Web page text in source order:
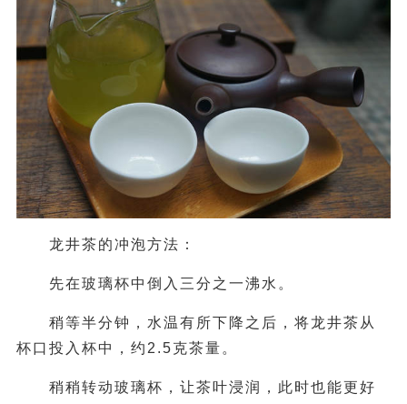
龙井茶的冲泡方法：
先在玻璃杯中倒入三分之一沸水。
稍等半分钟，水温有所下降之后，将龙井茶从
杯口投入杯中，约2.5克茶量。
稍稍转动玻璃杯，让茶叶浸润，此时也能更好